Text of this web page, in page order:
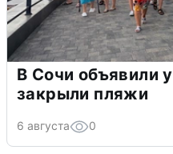
В Сочи объявили
закрыли пляжи
6 августа 0